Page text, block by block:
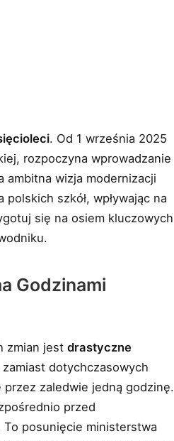
. Od 1 września 2025
rozpoczyna wprowadzanie
ambitna wizja modernizacji
szkół, wpływając na
się na osiem kluczowych
Godzinami
zmian jestdrastyczne
dotychczasowych
zaledwie jedną godzinę.
przed
posunięcie ministerstwa